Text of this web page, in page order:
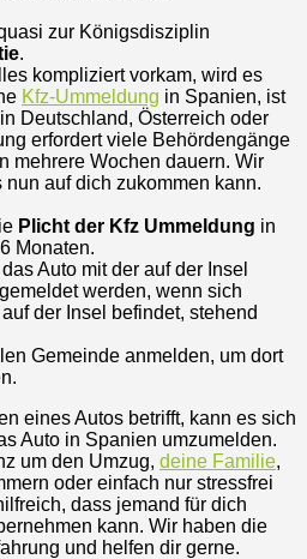
zur Königsdisziplin
.
kompliziert vorkam, wird es
Kfz-Ummeldung in Spanien, ist
Deutschland, Österreich oder
erfordert viele Behördengänge
mehrere Wochen dauern. Wir
auf dich zukommen kann.
Plicht der Kfz Ummeldung in
Monaten.
Auto mit der auf der Insel
werden, wenn sich
der Insel befindet, stehend
Gemeinde anmelden, um dort
eines Autos betrifft, kann es sich
Auto in Spanien umzumelden.
um den Umzug, deine Familie,
oder einfach nur stressfrei
dass jemand für dich
kann. Wir haben die
und helfen dir gerne.